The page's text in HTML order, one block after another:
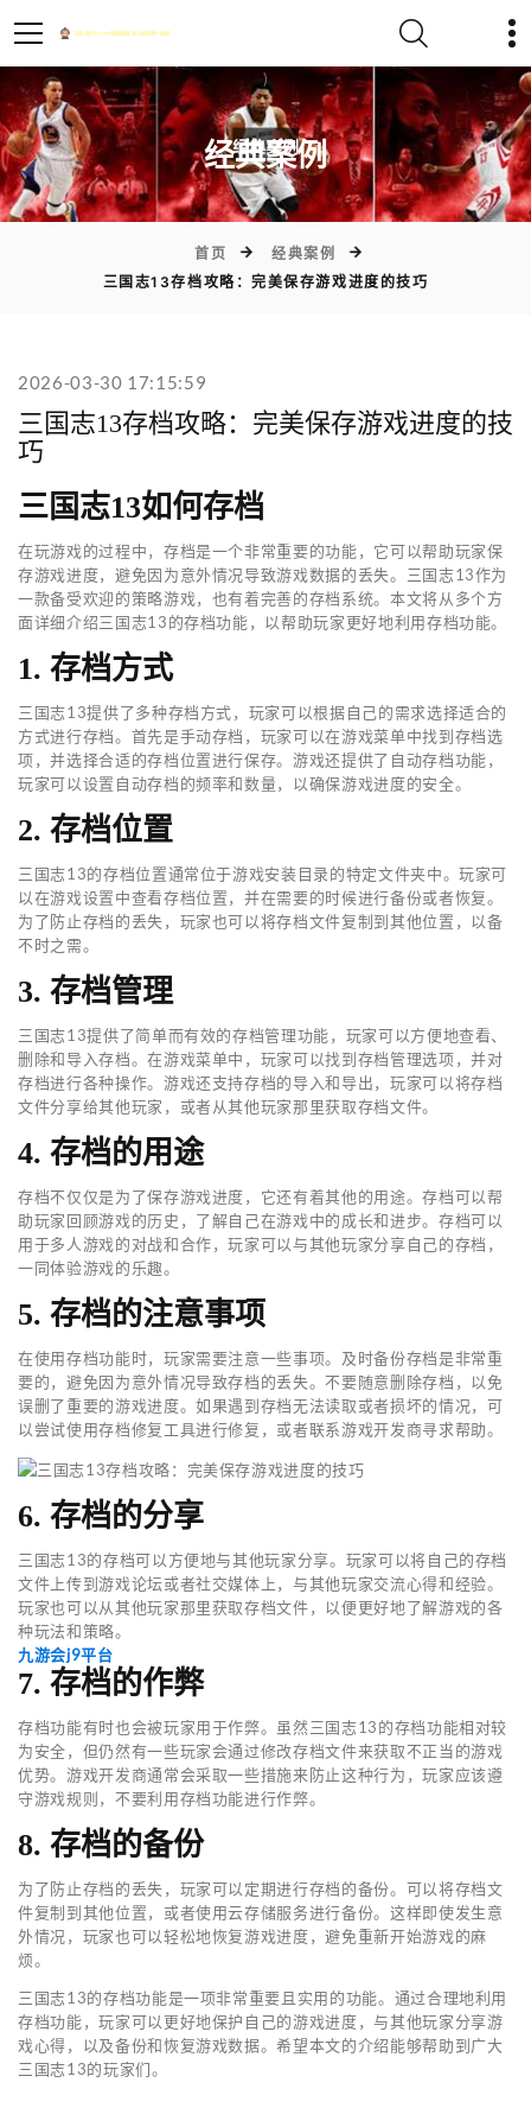
)
经典案例
首页
经典案例
三国志13存档攻略：完美保存游戏进度的技巧
2026-03-30 17:15:59
三国志13存档攻略：完美保存游戏进度的技
巧
三国志13如何存档
在玩游戏的过程中，存档是一个非常重要的功能，它可以帮助玩家保
存游戏进度，避免因为意外情况导致游戏数据的丢失。三国志13作为
一款备受欢迎的策略游戏，也有着完善的存档系统。本文将从多个方
面详细介绍三国志13的存档功能，以帮助玩家更好地利用存档功能。
1. 存档方式
三国志13提供了多种存档方式，玩家可以根据自己的需求选择适合的
方式进行存档。首先是手动存档，玩家可以在游戏菜单中找到存档选
项，并选择合适的存档位置进行保存。游戏还提供了自动存档功能，
玩家可以设置自动存档的频率和数量，以确保游戏进度的安全。
2. 存档位置
三国志13的存档位置通常位于游戏安装目录的特定文件夹中。玩家可
以在游戏设置中查看存档位置，并在需要的时候进行备份或者恢复。
为了防止存档的丢失，玩家也可以将存档文件复制到其他位置，以备
不时之需。
3. 存档管理
三国志13提供了简单而有效的存档管理功能，玩家可以方便地查看、
删除和导入存档。在游戏菜单中，玩家可以找到存档管理选项，并对
存档进行各种操作。游戏还支持存档的导入和导出，玩家可以将存档
文件分享给其他玩家，或者从其他玩家那里获取存档文件。
4. 存档的用途
存档不仅仅是为了保存游戏进度，它还有着其他的用途。存档可以帮
助玩家回顾游戏的历史，了解自己在游戏中的成长和进步。存档可以
用于多人游戏的对战和合作，玩家可以与其他玩家分享自己的存档，
一同体验游戏的乐趣。
5. 存档的注意事项
在使用存档功能时，玩家需要注意一些事项。及时备份存档是非常重
要的，避免因为意外情况导致存档的丢失。不要随意删除存档，以免
误删了重要的游戏进度。如果遇到存档无法读取或者损坏的情况，可
以尝试使用存档修复工具进行修复，或者联系游戏开发商寻求帮助。
6. 存档的分享
三国志13的存档可以方便地与其他玩家分享。玩家可以将自己的存档
文件上传到游戏论坛或者社交媒体上，与其他玩家交流心得和经验。
玩家也可以从其他玩家那里获取存档文件，以便更好地了解游戏的各
种玩法和策略。
九游会j9平台
7. 存档的作弊
存档功能有时也会被玩家用于作弊。虽然三国志13的存档功能相对较
为安全，但仍然有一些玩家会通过修改存档文件来获取不正当的游戏
优势。游戏开发商通常会采取一些措施来防止这种行为，玩家应该遵
守游戏规则，不要利用存档功能进行作弊。
8. 存档的备份
为了防止存档的丢失，玩家可以定期进行存档的备份。可以将存档文
件复制到其他位置，或者使用云存储服务进行备份。这样即使发生意
外情况，玩家也可以轻松地恢复游戏进度，避免重新开始游戏的麻
烦。
三国志13的存档功能是一项非常重要且实用的功能。通过合理地利用
存档功能，玩家可以更好地保护自己的游戏进度，与其他玩家分享游
戏心得，以及备份和恢复游戏数据。希望本文的介绍能够帮助到广大
三国志13的玩家们。